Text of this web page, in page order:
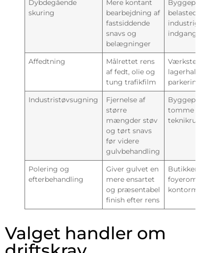
Dybdegående
skuring
Mere kontant
bearbejdning af
fastsiddende
snavs og
belægninger
belastede
industrigulve,
indgangszoner
Affedtning
Målrettet rens
af fedt, olie og
tung trafikfilm
Værksteder,
lagerhaller,
Industristøvsugning
Fjernelse af
større
mængder støv
og tørt snavs
før videre
gulvbehandling
Byggepladser,
tomme
teknikrum
Polering og
efterbehandling
Giver gulvet en
mere ensartet
og præsentabel
finish efter rens
Butikker,
foyerområder,
kontormiljøer
Valget handler om